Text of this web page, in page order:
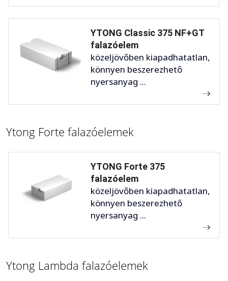
YTONG Classic 375 NF+GT
falazóelem
közeljövőben kiapadhatatlan,
könnyen beszerezhető
nyersanyag ...
Ytong Forte falazóelemek
YTONG Forte 375
falazóelem
közeljövőben kiapadhatatlan,
könnyen beszerezhető
nyersanyag ...
Ytong Lambda falazóelemek